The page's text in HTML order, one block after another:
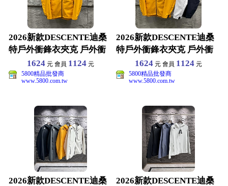
2026新款DESCENTE迪桑
特戶外衝鋒衣夾克 戶外衝
鋒衣夾克 M-
1624 元 會員 1124 元
5800精品批發商
www.5800.com.tw
2026新款DESCENTE迪桑
特戶外衝鋒衣夾克 戶外衝
鋒衣夾克 M-
1624元 會員 1124元
5800精品批發商
www.5800.com.tw
2026新款DESCENTE迪桑
2026新款DESCENTE迪桑